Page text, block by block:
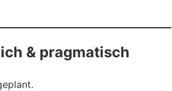
& pragmatisch